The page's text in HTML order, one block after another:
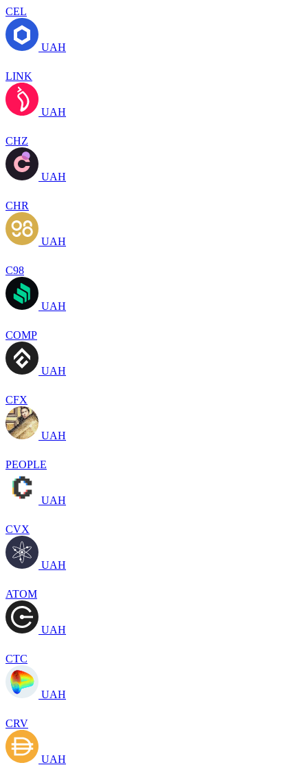
CEL
UAH
LINK
UAH
CHZ
UAH
CHR
UAH
C98
UAH
COMP
UAH
CFX
UAH
PEOPLE
UAH
CVX
UAH
ATOM
UAH
CTC
UAH
CRV
UAH